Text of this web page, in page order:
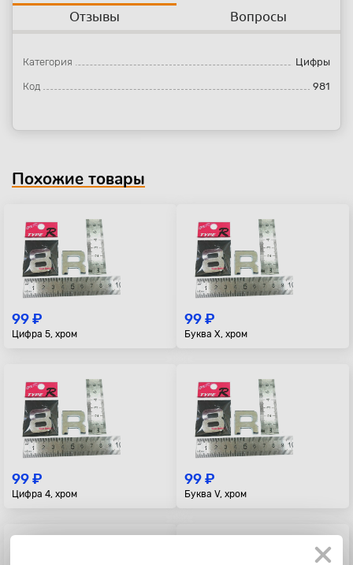
Отзывы
Вопросы
Категория Цифры
Код 981
Похожие товары
99 ₽
Цифра 5, хром
99 ₽
Буква X, хром
99 ₽
Цифра 4, хром
99 ₽
Буква V, хром